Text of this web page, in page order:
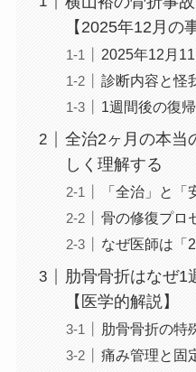
【2025年12月の
2025年12月
診断内容と怪
1週間後の復
全治2ヶ月の本当
しく理解する
「全治」と「
骨の修復プロ
なぜ医師は「
肋骨骨折はなぜ1
【医学的解説】
肋骨骨折の特
痛み管理と固